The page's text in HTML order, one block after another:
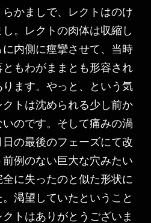
かましで、レクトはのけ
。レクトの肉体は収縮し
内側に痙攣させて、当時
もわがままとも形容され
ます。やっと、という気
トは沈められる少し前か
のです。そして痛みの渦
の最後のフェーズにて改
例のない巨大な穴みたい
に失ったのと似た形状に
渇望していたということ
トはありがとうございま